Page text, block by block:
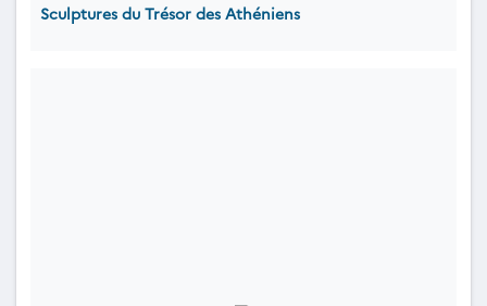
Sculptures du Trésor des Athéniens